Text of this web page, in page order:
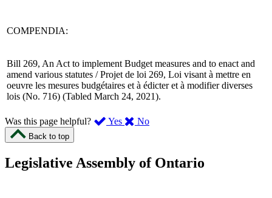
COMPENDIA:
Bill 269, An Act to implement Budget measures and to enact and
amend various statutes / Projet de loi 269, Loi visant à mettre en
oeuvre les mesures budgétaires et à édicter et à modifier diverses
lois (No. 716) (Tabled March 24, 2021).
Was this page helpful? Yes ,
page
No,
this
Back to top
Legislative Assembly of Ontario